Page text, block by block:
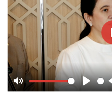
Mute Play